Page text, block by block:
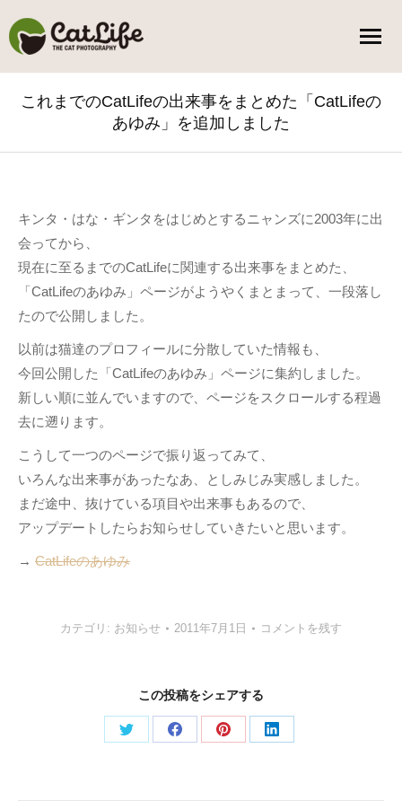
これまでのCatLifeの出来事をまとめた「CatLifeの
あゆみ」を追加しました
キンタ・はな・ギンタをはじめとするニャンズに2003年に出
会ってから、
現在に至るまでのCatLifeに関連する出来事をまとめた、
「CatLifeのあゆみ」ページがようやくまとまって、一段落し
たので公開しました。
以前は猫達のプロフィールに分散していた情報も、
今回公開した「CatLifeのあゆみ」ページに集約しました。
新しい順に並んでいますので、ページをスクロールする程過
去に遡ります。
こうして一つのページで振り返ってみて、
いろんな出来事があったなあ、としみじみ実感しました。
まだ途中、抜けている項目や出来事もあるので、
アップデートしたらお知らせしていきたいと思います。
→ CatLifeのあゆみ
カテゴリ: お知らせ 2011年7月1日 コメントを残す
この投稿をシェアする
Share
Share
Share
Share